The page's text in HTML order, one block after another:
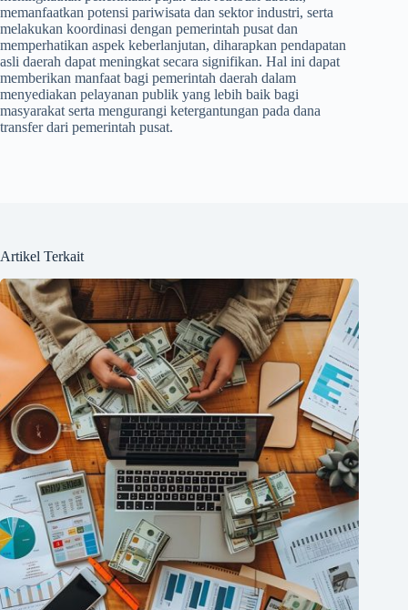
memanfaatkan potensi pariwisata dan sektor industri, serta
melakukan koordinasi dengan pemerintah pusat dan
memperhatikan aspek keberlanjutan, diharapkan pendapatan
asli daerah dapat meningkat secara signifikan. Hal ini dapat
memberikan manfaat bagi pemerintah daerah dalam
menyediakan pelayanan publik yang lebih baik bagi
masyarakat serta mengurangi ketergantungan pada dana
transfer dari pemerintah pusat.
Artikel Terkait